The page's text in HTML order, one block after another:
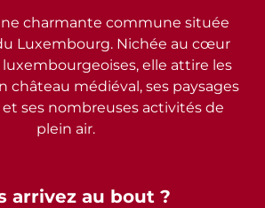
arrivez au bout ?
charmante commune située
Luxembourg. Nichée au cœur
elle attire les
château médiéval, ses paysages
ses nombreuses activités de
plein air.